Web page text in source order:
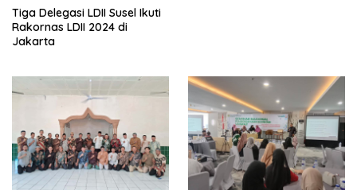
Tiga Delegasi LDII Susel Ikuti
Rakornas LDII 2024 di
Jakarta